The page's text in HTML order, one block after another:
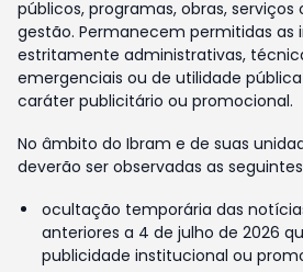
públicos, programas, obras, serviços
gestão. Permanecem permitidas as
estritamente administrativas,
emergenciais ou de utilidade
caráter publicitário ou promocional.
No âmbito do Ibram e de suas
deverão ser observadas as
ocultação temporária das
anteriores a 4 de julho de 2026
publicidade institucional ou